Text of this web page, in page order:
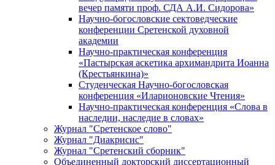
вечер памяти проф. СДА А.И. Сидорова»
Научно-богословские сектоведческие
конференции Сретенской духовной
академии
Научно-практическая конференция
«Пастырская аскетика архимандрита Иоанна
(Крестьянкина)»
Студенческая Научно-богословская
конференция «Иларионовские Чтения»
Научно-практическая конференция «Cлова в
наследии, наследие в словах»
Журнал "Сретенское слово"
Журнал "Диакрисис"
Журнал "Сретенский сборник"
Объединенный докторский диссертационный